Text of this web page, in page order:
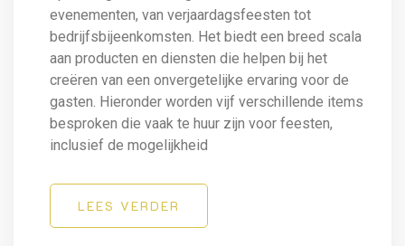
evenementen, van verjaardagsfeesten tot
bedrijfsbijeenkomsten. Het biedt een breed scala
aan producten en diensten die helpen bij het
creëren van een onvergetelijke ervaring voor de
gasten. Hieronder worden vijf verschillende items
besproken die vaak te huur zijn voor feesten,
inclusief de mogelijkheid
LEES VERDER